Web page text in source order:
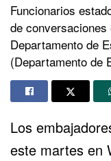
Funcionarios
de
Departamento de
(Departamento de
Los
este martes en